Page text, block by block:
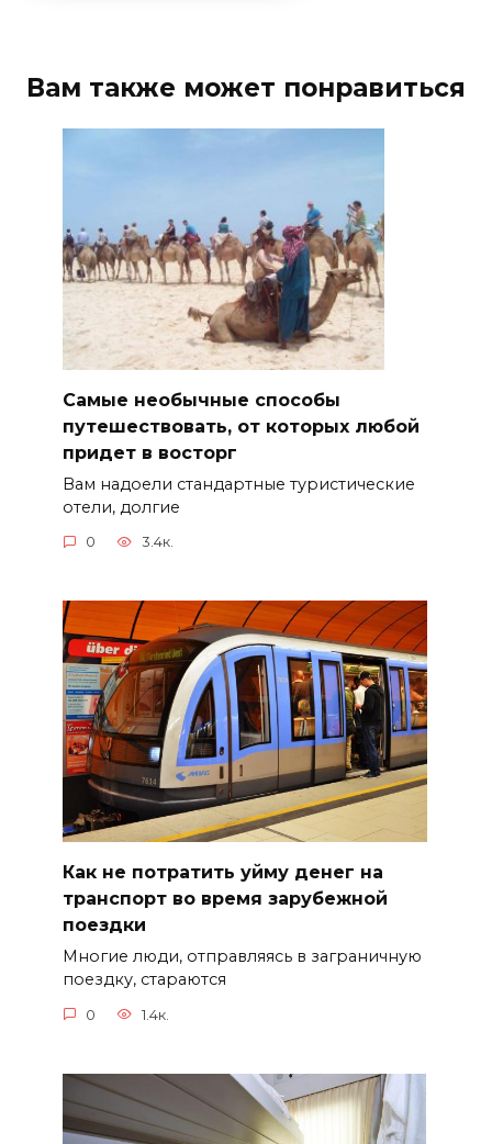
Вам также может понравиться
Самые необычные способы
путешествовать, от которых любой
придет в восторг
Вам надоели стандартные туристические
отели, долгие
0 3.4к.
Как не потратить уйму денег на
транспорт во время зарубежной
поездки
Многие люди, отправляясь в заграничную
поездку, стараются
0 1.4к.